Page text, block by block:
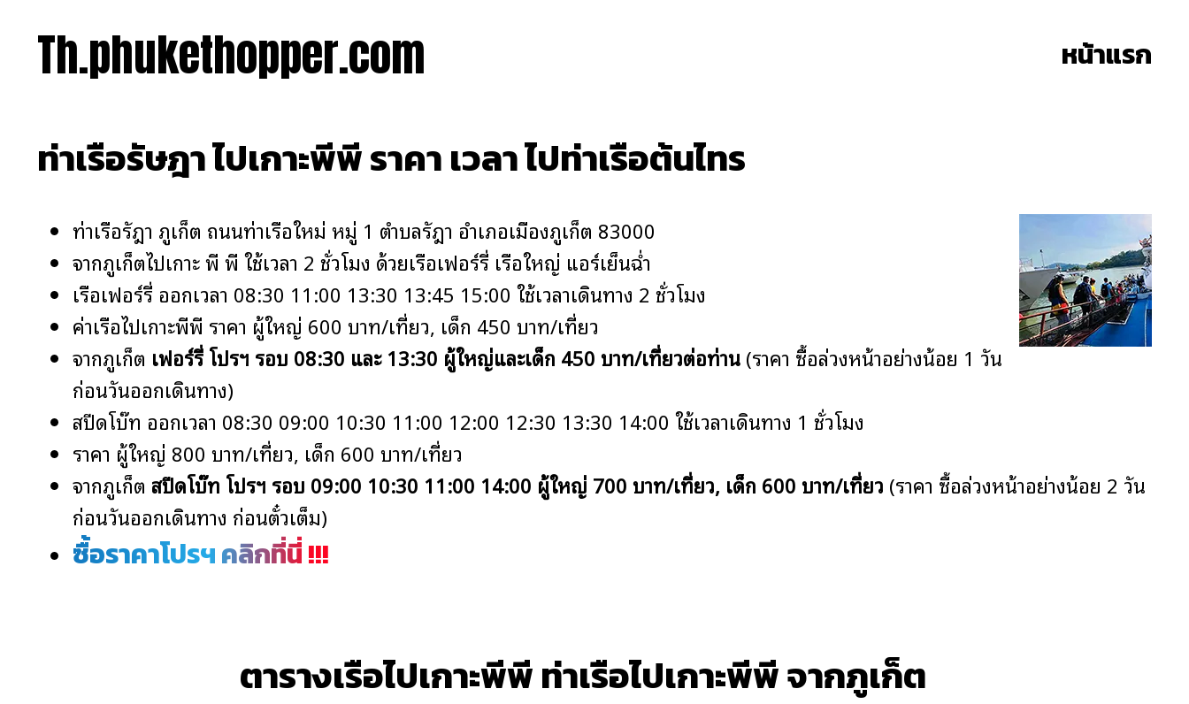
Th.phukethopper.com หน้าแรก
ท่าเรือรัษฎา ไปเกาะพีพี ราคา เวลา ไปท่าเรือต้นไทร
ท่าเรือรัษฎา ภูเก็ต ถนนท่าเรือใหม่ หมู่ 1 ตำบลรัษฎา อำเภอเมืองภูเก็ต 83000
จากภูเก็ตไปเกาะ พี พี ใช้เวลา 2 ชั่วโมง ด้วยเรือเฟอร์รี่ เรือใหญ่ แอร์เย็นฉ่ำ
เรือเฟอร์รี่ ออกเวลา 08:30 11:00 13:30 13:45 15:00 ใช้เวลาเดินทาง 2 ชั่วโมง
ค่าเรือไปเกาะพีพี ราคา ผู้ใหญ่ 600 บาท/เที่ยว, เด็ก 450 บาท/เที่ยว
จากภูเก็ต เฟอร์รี่ โปรฯ รอบ 08:30 และ 13:30 ผู้ใหญ่และเด็ก 450 บาท/เที่ยวต่อท่าน(ราคา ซื้อล่วงหน้าอย่างน้อย 1 วัน
ก่อนวันออกเดินทาง)
สปีดโบ๊ท ออกเวลา 08:30 09:00 10:30 11:00 12:00 12:30 13:30 14:00 ใช้เวลาเดินทาง 1 ชั่วโมง
ราคา ผู้ใหญ่ 800 บาท/เที่ยว, เด็ก 600 บาท/เที่ยว
จากภูเก็ต สปีดโบ๊ท โปรฯ รอบ 09:00 10:30 11:00 14:00 ผู้ใหญ่ 700 บาท/เที่ยว, เด็ก 600 บาท/เที่ยว (ราคา ซื้อล่วงหน้าอย่างน้อย 2 วัน
ก่อนวันออกเดินทาง ก่อนตั๋วเต็ม)
ซื้อราคาโปรฯ คลิกที่นี่ !!!
ตารางเรือไปเกาะพีพี ท่าเรือไปเกาะพีพี จากภูเก็ต